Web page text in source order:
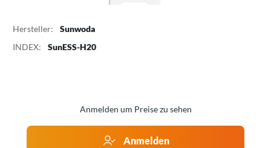
Hersteller:
Sunwoda
INDEX:
SunESS-H20
Anmelden um Preise zu sehen
Anmelden